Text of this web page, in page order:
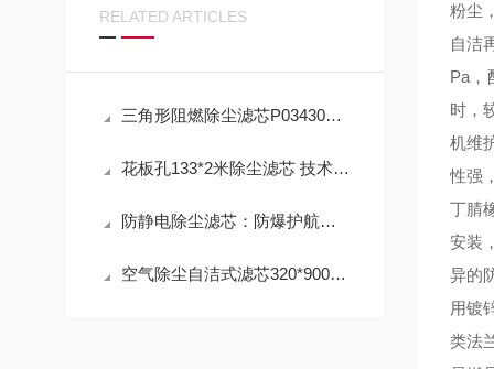
RELATED ARTICLES
三角形阻燃除尘滤芯P034303 工作原理
花板孔133*2米除尘滤芯 技术参数
防静电除尘滤芯：防爆护航，高效除尘，守护高危工况安全
空气除尘自洁式滤芯320*900mm 性能
粉尘
自洁
Pa，
时，
机维
性强
丁腈
安装
异的
用镀
类法